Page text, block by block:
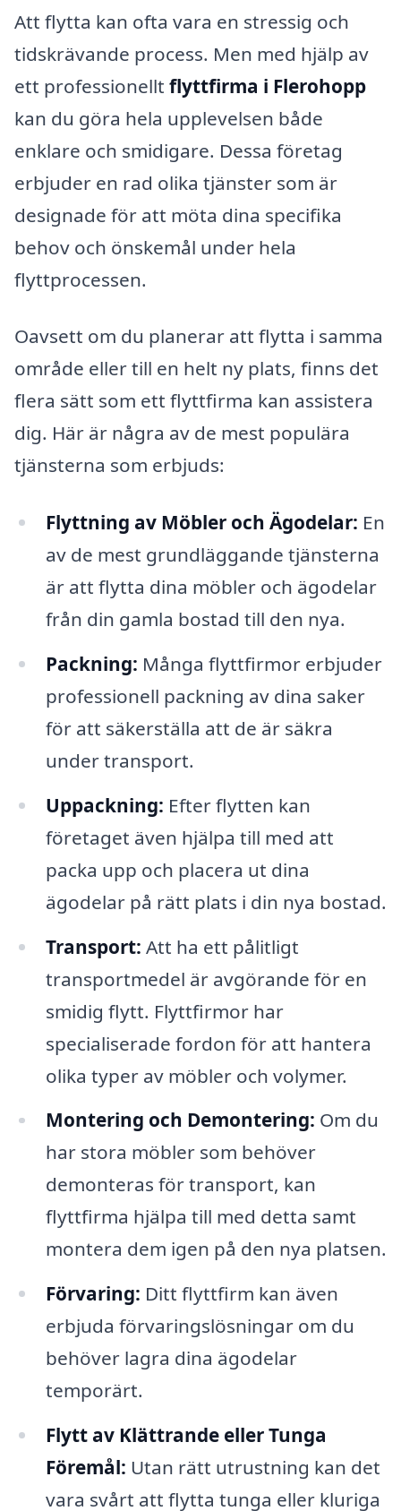
Att flytta kan ofta vara en stressig och
tidskrävande process. Men med hjälp av
ett professionellt flyttfirma i Flerohopp
kan du göra hela upplevelsen både
enklare och smidigare. Dessa företag
erbjuder en rad olika tjänster som är
designade för att möta dina specifika
behov och önskemål under hela
flyttprocessen.
Oavsett om du planerar att flytta i samma
område eller till en helt ny plats, finns det
flera sätt som ett flyttfirma kan assistera
dig. Här är några av de mest populära
tjänsterna som erbjuds:
Flyttning av Möbler och Ägodelar: En
av de mest grundläggande tjänsterna
är att flytta dina möbler och ägodelar
från din gamla bostad till den nya.
Packning: Många flyttfirmor erbjuder
professionell packning av dina saker
för att säkerställa att de är säkra
under transport.
Uppackning: Efter flytten kan
företaget även hjälpa till med att
packa upp och placera ut dina
ägodelar på rätt plats i din nya bostad.
Transport: Att ha ett pålitligt
transportmedel är avgörande för en
smidig flytt. Flyttfirmor har
specialiserade fordon för att hantera
olika typer av möbler och volymer.
Montering och Demontering: Om du
har stora möbler som behöver
demonteras för transport, kan
flyttfirma hjälpa till med detta samt
montera dem igen på den nya platsen.
Förvaring: Ditt flyttfirm kan även
erbjuda förvaringslösningar om du
behöver lagra dina ägodelar
temporärt.
Flytt av Klättrande eller Tunga
Föremål: Utan rätt utrustning kan det
vara svårt att flytta tunga eller kluriga